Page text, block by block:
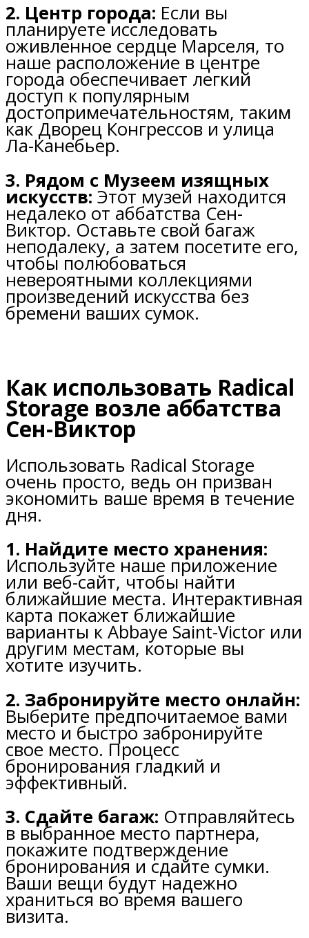
2. Центр города: Если вы
планируете исследовать
оживленное сердце Марселя, то
наше расположение в центре
города обеспечивает легкий
доступ к популярным
достопримечательностям, таким
как Дворец Конгрессов и улица
Ла-Канебьер.
3. Рядом с Музеем изящных
искусств: Этот музей находится
недалеко от аббатства Сен-
Виктор. Оставьте свой багаж
неподалеку, а затем посетите его,
чтобы полюбоваться
невероятными коллекциями
произведений искусства без
бремени ваших сумок.
Как использовать Radical
Storage возле аббатства
Сен-Виктор
Использовать Radical Storage
очень просто, ведь он призван
экономить ваше время в течение
дня.
1. Найдите место хранения:
Используйте наше приложение
или веб-сайт, чтобы найти
ближайшие места. Интерактивная
карта покажет ближайшие
варианты к Abbaye Saint-Victor или
другим местам, которые вы
хотите изучить.
2. Забронируйте место онлайн:
Выберите предпочитаемое вами
место и быстро забронируйте
свое место. Процесс
бронирования гладкий и
эффективный.
3. Сдайте багаж: Отправляйтесь
в выбранное место партнера,
покажите подтверждение
бронирования и сдайте сумки.
Ваши вещи будут надежно
храниться во время вашего
визита.